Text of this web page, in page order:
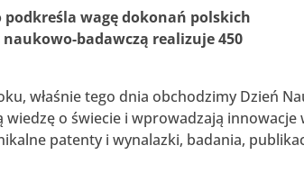
wagę dokonań polskich
badawczą realizuje 450
właśnie tego dnia obchodzimy Dzień
wiedzę o świecie i wprowadzają innowacje
patenty i wynalazki, badania,